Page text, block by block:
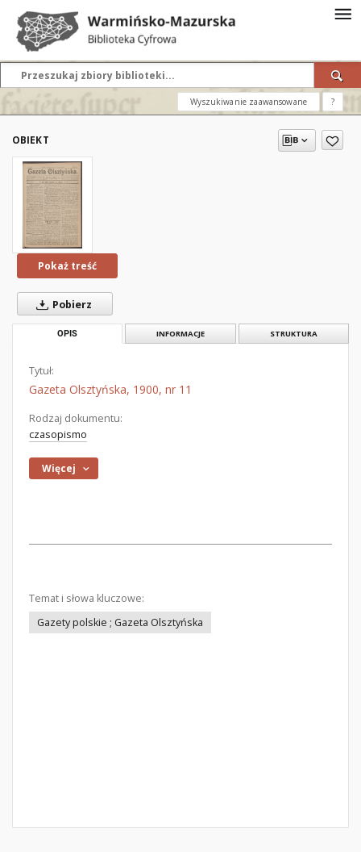
Wyszukiwanie zaawansowane ?
OBIEKT
Pokaż treść
Pobierz
OPIS INFORMACJE STRUKTURA
Tytuł:
Gazeta Olsztyńska, 1900, nr 11
Rodzaj dokumentu:
czasopismo
Więcej
Temat i słowa kluczowe:
Gazety polskie ; Gazeta Olsztyńska